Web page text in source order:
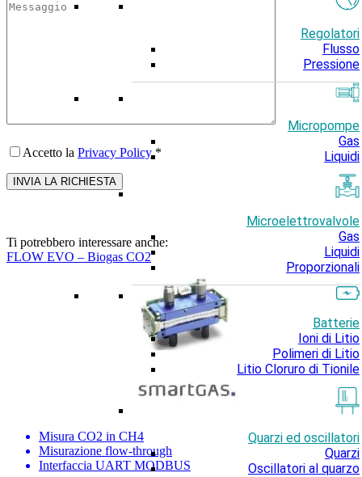
Regolatori
Flusso
Pressione
Micropompe
Gas
Liquidi
Microelettrovalvole
Gas
Liquidi
Proporzionali
Batterie
Ioni di Litio
Polimeri di Litio
Litio Cloruro di Tionile
Quarzi ed oscillatori
Quarzi
Oscillatori al quarzo
Accetto la Privacy Policy*
Ti potrebbero interessare anche:
FLOW EVO – Biogas CO2
Misura CO2 in CH4
Misurazione flow-through
Interfaccia UART MODBUS